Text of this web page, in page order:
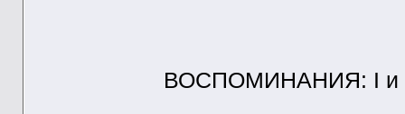
ВОСПОМИНАНИЯ: I и